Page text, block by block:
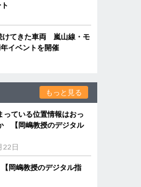
けてきた車両 嵐山線・モ
イベントを開催
もっと見る
っている位置情報はおっ
【岡嶋教授のデジタル
22日
岡嶋教授のデジタル指